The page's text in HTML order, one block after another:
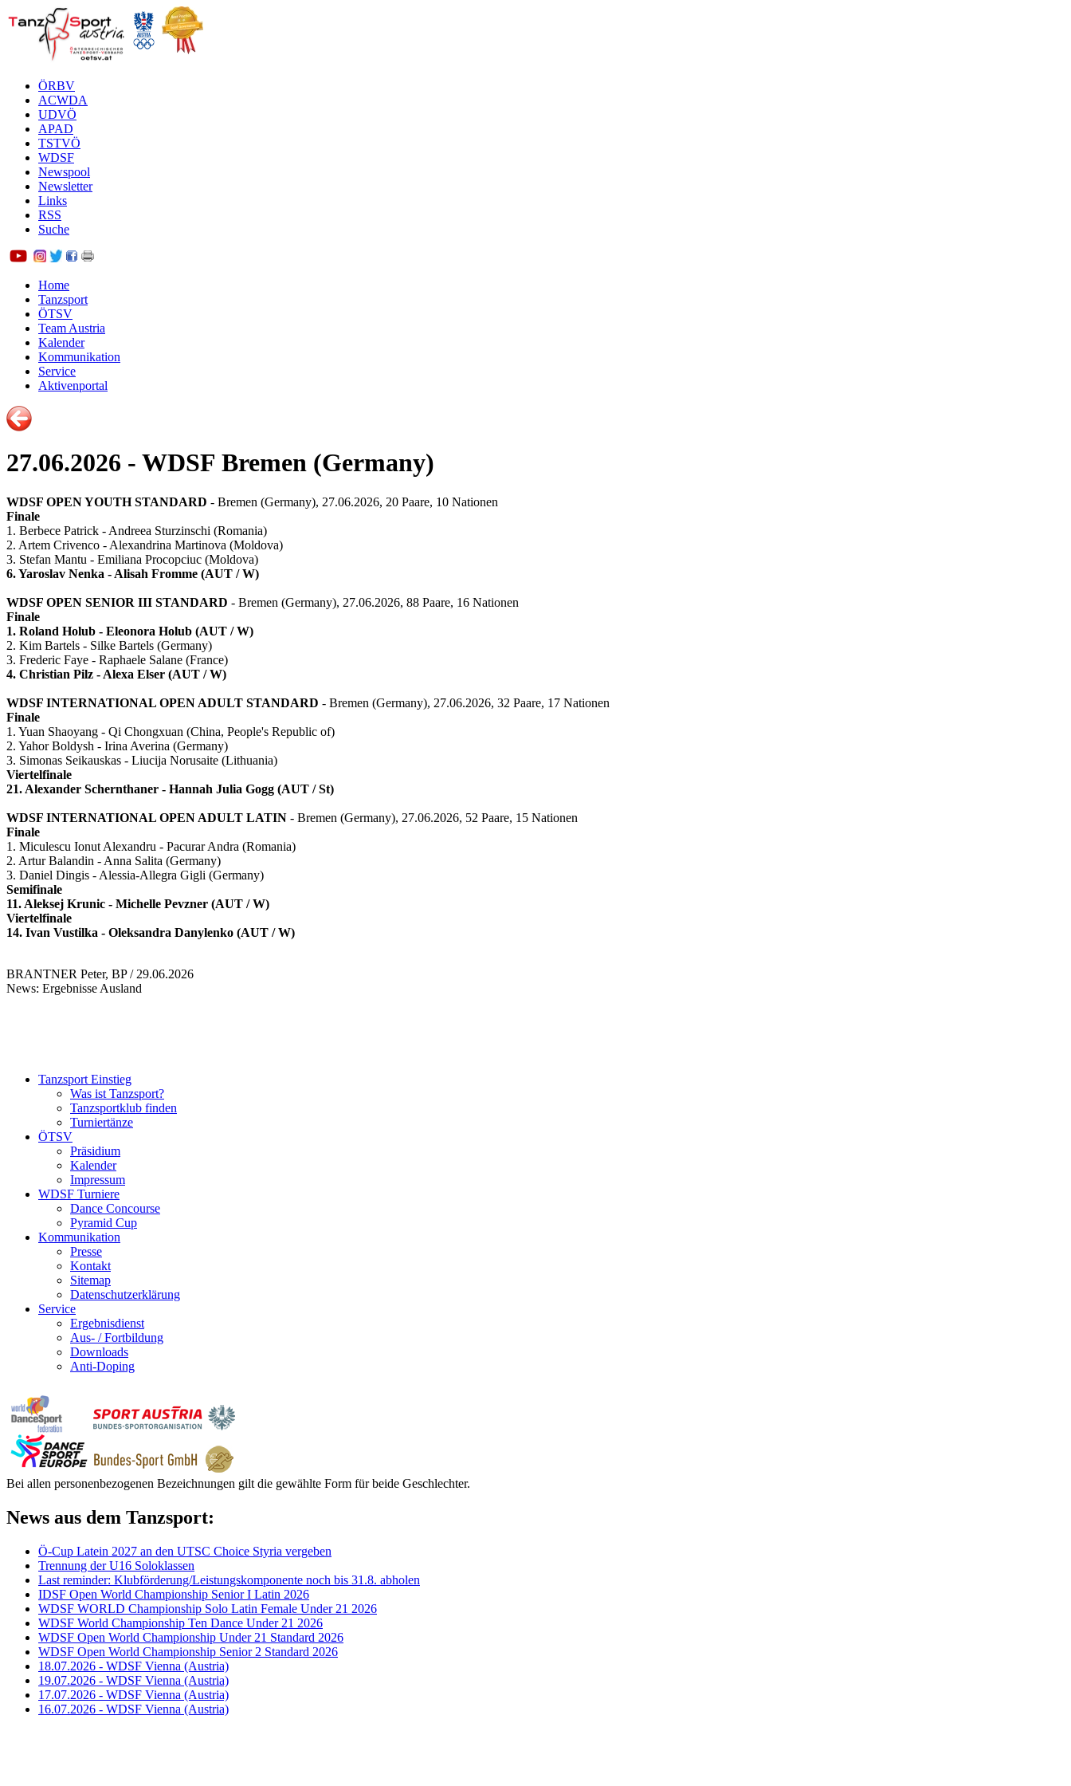
ÖRBV
ACWDA
UDVÖ
APAD
TSTVÖ
WDSF
Newspool
Newsletter
Links
RSS
Suche
Home
Tanzsport
ÖTSV
Team Austria
Kalender
Kommunikation
Service
Aktivenportal
27.06.2026 - WDSF Bremen (Germany)
WDSF OPEN YOUTH STANDARD - Bremen (Germany), 27.06.2026, 20 Paare, 10 Nationen
Finale
1. Berbece Patrick - Andreea Sturzinschi (Romania)
2. Artem Crivenco - Alexandrina Martinova (Moldova)
3. Stefan Mantu - Emiliana Procopciuc (Moldova)
6. Yaroslav Nenka - Alisah Fromme (AUT / W)
WDSF OPEN SENIOR III STANDARD - Bremen (Germany), 27.06.2026, 88 Paare, 16 Nationen
Finale
1. Roland Holub - Eleonora Holub (AUT / W)
2. Kim Bartels - Silke Bartels (Germany)
3. Frederic Faye - Raphaele Salane (France)
4. Christian Pilz - Alexa Elser (AUT / W)
WDSF INTERNATIONAL OPEN ADULT STANDARD - Bremen (Germany), 27.06.2026, 32 Paare, 17 Nationen
Finale
1. Yuan Shaoyang - Qi Chongxuan (China, People's Republic of)
2. Yahor Boldysh - Irina Averina (Germany)
3. Simonas Seikauskas - Liucija Norusaite (Lithuania)
Viertelfinale
21. Alexander Schernthaner - Hannah Julia Gogg (AUT / St)
WDSF INTERNATIONAL OPEN ADULT LATIN - Bremen (Germany), 27.06.2026, 52 Paare, 15 Nationen
Finale
1. Miculescu Ionut Alexandru - Pacurar Andra (Romania)
2. Artur Balandin - Anna Salita (Germany)
3. Daniel Dingis - Alessia-Allegra Gigli (Germany)
Semifinale
11. Aleksej Krunic - Michelle Pevzner (AUT / W)
Viertelfinale
14. Ivan Vustilka - Oleksandra Danylenko (AUT / W)
BRANTNER Peter, BP / 29.06.2026
News: Ergebnisse Ausland
Tanzsport Einstieg
Was ist Tanzsport?
Tanzsportklub finden
Turniertänze
ÖTSV
Präsidium
Kalender
Impressum
WDSF Turniere
Dance Concourse
Pyramid Cup
Kommunikation
Presse
Kontakt
Sitemap
Datenschutzerklärung
Service
Ergebnisdienst
Aus- / Fortbildung
Downloads
Anti-Doping
Bei allen personenbezogenen Bezeichnungen gilt die gewählte Form für beide Geschlechter.
News aus dem Tanzsport:
Ö-Cup Latein 2027 an den UTSC Choice Styria vergeben
Trennung der U16 Soloklassen
Last reminder: Klubförderung/Leistungskomponente noch bis 31.8. abholen
IDSF Open World Championship Senior I Latin 2026
WDSF WORLD Championship Solo Latin Female Under 21 2026
WDSF World Championship Ten Dance Under 21 2026
WDSF Open World Championship Under 21 Standard 2026
WDSF Open World Championship Senior 2 Standard 2026
18.07.2026 - WDSF Vienna (Austria)
19.07.2026 - WDSF Vienna (Austria)
17.07.2026 - WDSF Vienna (Austria)
16.07.2026 - WDSF Vienna (Austria)